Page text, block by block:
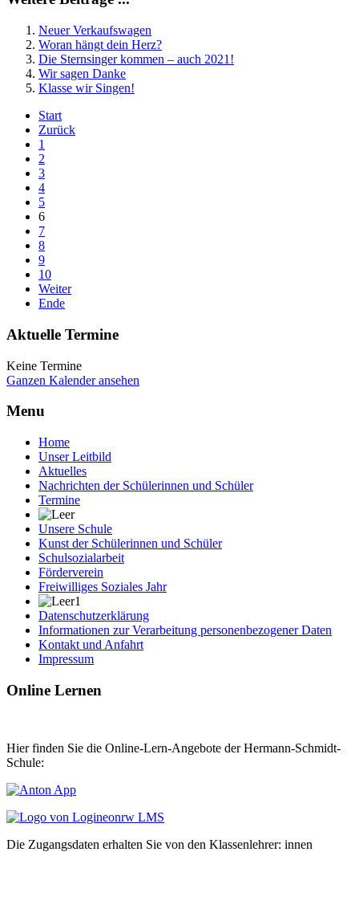
Neuer Verkaufswagen
Woran hängt dein Herz?
Die Sternsinger kommen – auch 2021!
Wir sagen Danke
Klasse wir Singen!
Start
Zurück
1
2
3
4
5
6
7
8
9
10
Weiter
Ende
Aktuelle Termine
Keine Termine
Ganzen Kalender ansehen
Menu
Home
Unser Leitbild
Aktuelles
Nachrichten der Schülerinnen und Schüler
Termine
Unsere Schule
Kunst der Schülerinnen und Schüler
Schulsozialarbeit
Förderverein
Freiwilliges Soziales Jahr
Datenschutzerklärung
Informationen zur Verarbeitung personenbezogener Daten
Kontakt und Anfahrt
Impressum
Online Lernen
Hier finden Sie die Online-Lern-Angebote der Hermann-Schmidt-
Schule:
Die Zugangsdaten erhalten Sie von den Klassenlehrer: innen